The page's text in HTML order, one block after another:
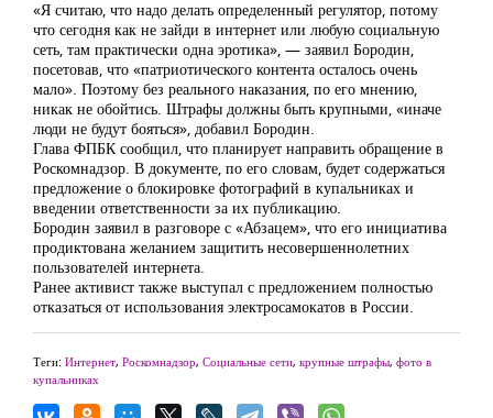
«Я считаю, что надо делать определенный регулятор, потому
что сегодня как не зайди в интернет или любую социальную
сеть, там практически одна эротика», — заявил Бородин,
посетовав, что «патриотического контента осталось очень
мало». Поэтому без реального наказания, по его мнению,
никак не обойтись. Штрафы должны быть крупными, «иначе
люди не будут бояться», добавил Бородин.
Глава ФПБК сообщил, что планирует направить обращение в
Роскомнадзор. В документе, по его словам, будет содержаться
предложение о блокировке фотографий в купальниках и
введении ответственности за их публикацию.
Бородин заявил в разговоре с «Абзацем», что его инициатива
продиктована желанием защитить несовершеннолетних
пользователей интернета.
Ранее активист также выступал с предложением полностью
отказаться от использования электросамокатов в России.
Теги: Интернет, Роскомнадзор, Социальные сети, крупные штрафы, фото в
купальниках